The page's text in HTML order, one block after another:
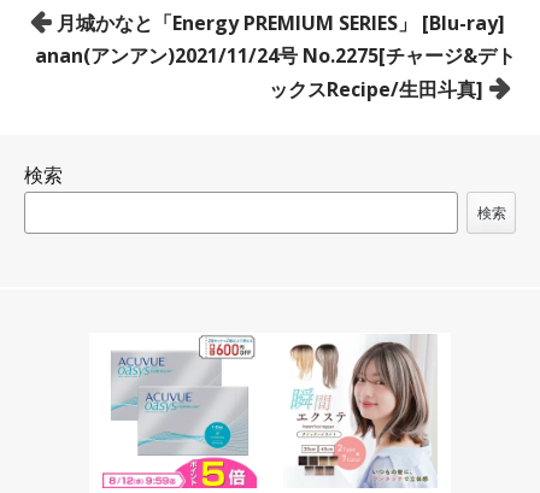
投
稿
ー
月城かなと「Energy PREMIUM SERIES」 [Blu-ray]
anan(アンアン)2021/11/24号 No.2275[チャージ&デト
ックスRecipe/生田斗真]
検索
検索